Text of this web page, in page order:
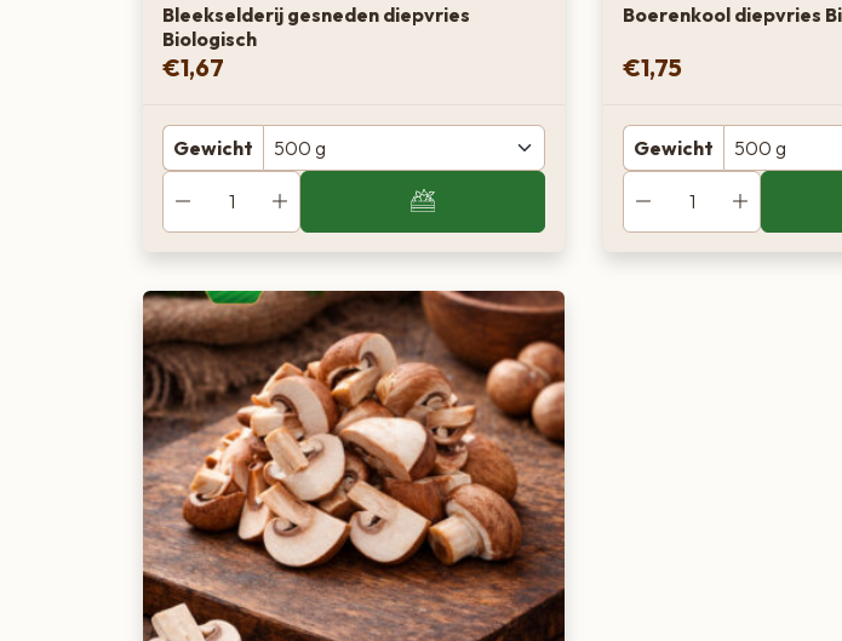
Bleekselderij gesneden diepvries
Biologisch
€1,67
Gewicht
Boerenkool diepvries
€1,75
Gewicht